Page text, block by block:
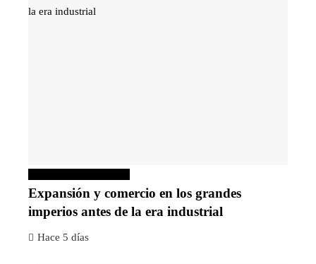
Expansión y comercio en los grandes
imperios antes de la era industrial
Hace 5 días